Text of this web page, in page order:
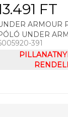
FT
ARMOUR
UNDER
PIXELATE
391